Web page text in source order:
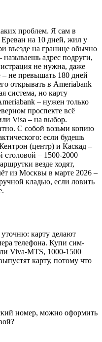
проблем. Я сам в
на 10 дней, жил у
въезде на границе обычно
называешь адрес подруги,
не нужна, даже
не превышать 180 дней
открывать в Ameriabank
система, но карту
– нужен только
проспекте всё
Visa – на выбор.
С собой возьми копию
если будешь
(центр) и Каскад –
столовой – 1500-2000
везде ходят,
из Москвы в марте 2026 –
кладью, если ловить
карту делают
телефона. Купи сим-
Viva-MTS, 1000-1500
карту, потому что
номер, можно оформить